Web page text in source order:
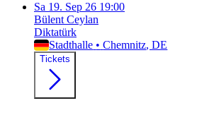
Sa 19. Sep 26 19:00
Bülent Ceylan
Diktatürk
Stadthalle • Chemnitz, DE
Tickets